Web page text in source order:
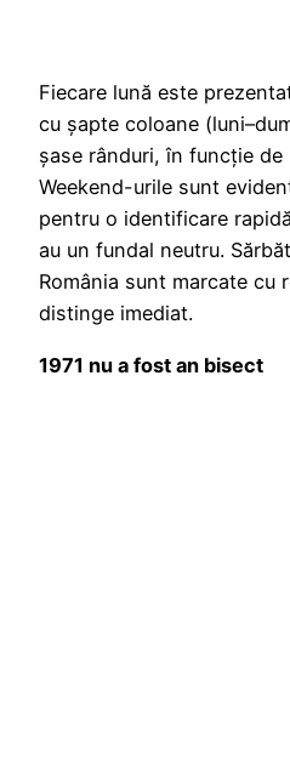
Fiecare lună este
cu șapte coloane
șase rânduri, în funcție de
Weekend-urile sunt
pentru o identificare
au un fundal neutru.
România sunt marcate cu
distinge imediat.
1971 nu a fost an bisect